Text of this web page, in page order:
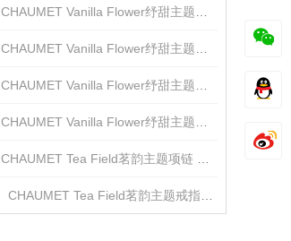
CHAUMET Vanilla Flower纾甜主题项链 项链
CHAUMET Vanilla Flower纾甜主题戒指 戒指
CHAUMET Vanilla Flower纾甜主题冠冕 发饰
CHAUMET Vanilla Flower纾甜主题耳环 耳饰
CHAUMET Tea Field茗韵主题项链 项链
CHAUMET Tea Field茗韵主题戒指 戒指